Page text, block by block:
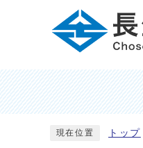
現在位置 トップ